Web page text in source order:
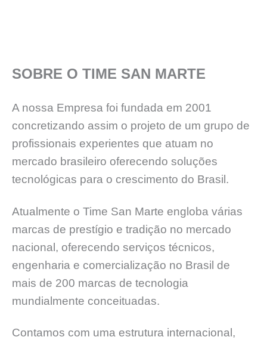
SOBRE O TIME SAN MARTE
A nossa Empresa foi fundada em 2001
concretizando assim o projeto de um grupo de
profissionais experientes que atuam no
mercado brasileiro oferecendo soluções
tecnológicas para o crescimento do Brasil.
Atualmente o Time San Marte engloba várias
marcas de prestígio e tradição no mercado
nacional, oferecendo serviços técnicos,
engenharia e comercialização no Brasil de
mais de 200 marcas de tecnologia
mundialmente conceituadas.
Contamos com uma estrutura internacional,